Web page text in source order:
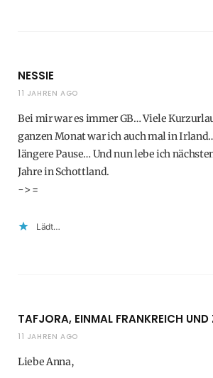
NESSIE
11 JAHREN AGO
Bei mir war es immer GB… Viele
ganzen Monat war ich auch mal in
längere Pause… Und nun lebe ich
Jahre in Schottland.
-> =
Lädt…
TAFJORA, EINMAL FRANKREICH UND
11 JAHREN AGO
Liebe Anna,